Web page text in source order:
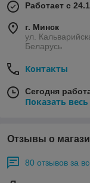
Работает с
г. Минск
ул.
Беларусь
Контакты
Сегодня
Показать
Отзывы о
80 отзывов за